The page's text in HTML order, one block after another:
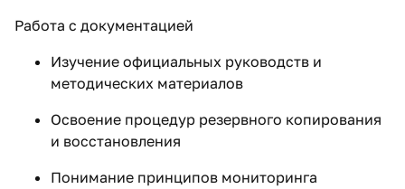
Работа с документацией
Изучение официальных руководств и
методических материалов
Освоение процедур резервного копирования
и восстановления
Понимание принципов мониторинга